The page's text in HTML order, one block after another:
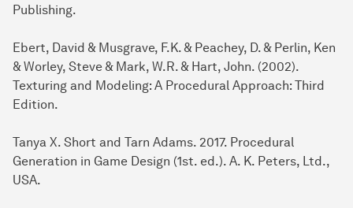
Publishing.
Ebert, David & Musgrave, F.K. & Peachey, D. & Perlin, Ken
& Worley, Steve & Mark, W.R. & Hart, John. (2002).
Texturing and Modeling: A Procedural Approach: Third
Edition.
Tanya X. Short and Tarn Adams. 2017. Procedural
Generation in Game Design (1st. ed.). A. K. Peters, Ltd.,
USA.